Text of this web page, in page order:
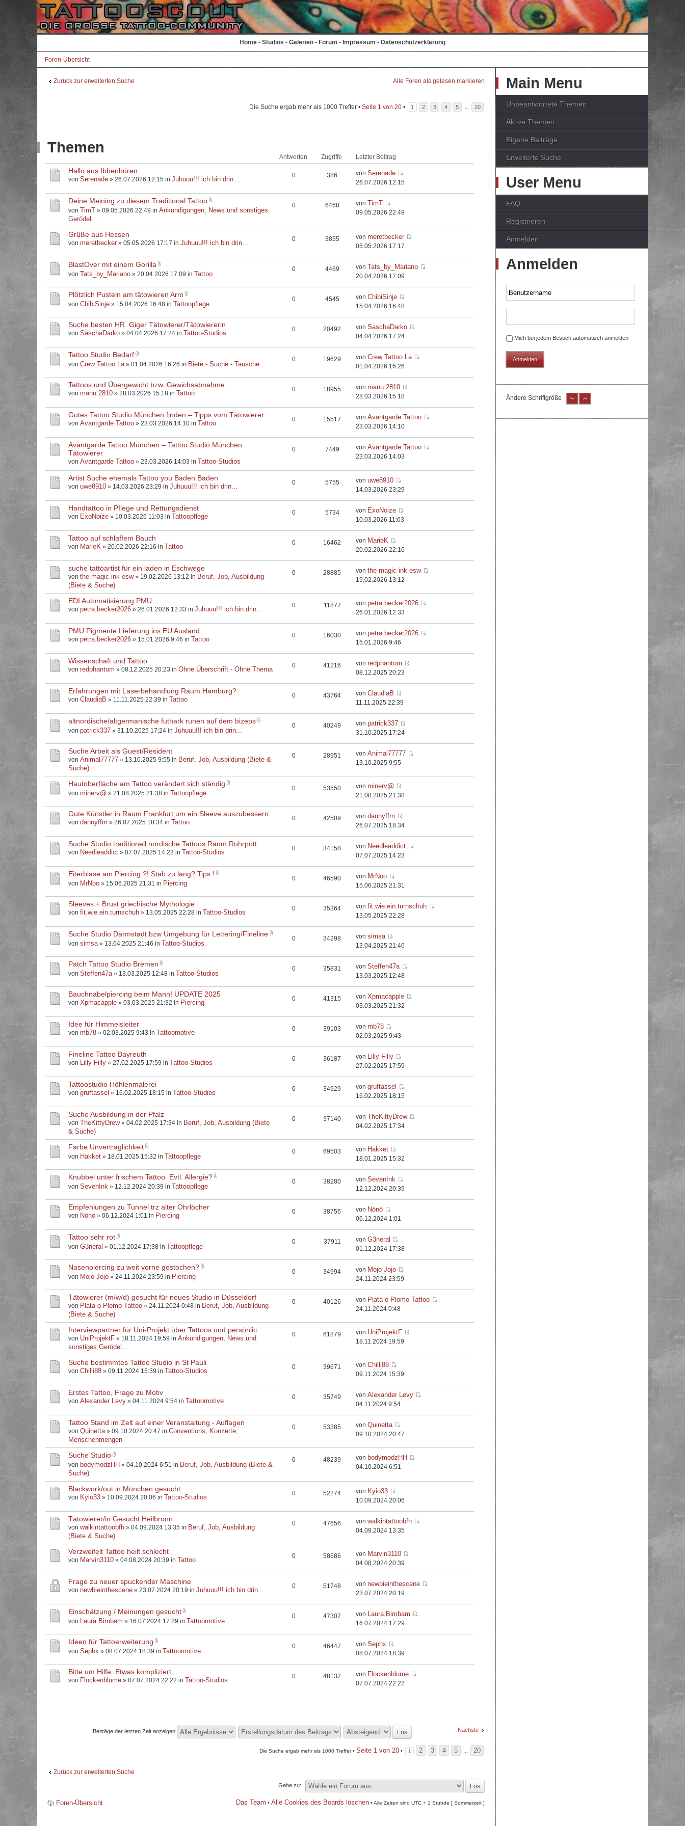
Home - Studios - Galerien - Forum - Impressum - Datenschutzerklärung
Foren-Übersicht
Zurück zur erweiterten Suche Alle Foren als gelesen markieren
Die Suche ergab mehr als 1000 Treffer • Seite 1 von 20 • 1 2 3 4 5 ... 20
Themen
Antworten Zugriffe Letzter Beitrag
Hallo aus Ibbenbüren
von Serenade » 26.07.2026 12:15 in Juhuuu!!! ich bin drin... 0 386 vonSerenade
26.07.2026 12:15
Deine Meining zu diesem Traditional Tattoo
von TimT » 09.05.2026 22:49 in Ankündigungen, News und sonstiges
Gerödel...
0 6468 von TimT
09.05.2026 22:49
Grüße aus Hessen
von meretbecker » 05.05.2026 17:17 in Juhuuu!!! ich bin drin... 0 3855 vonmeretbecker
05.05.2026 17:17
BlastOver mit einem Gorilla
von Tats_by_Mariano » 20.04.2026 17:09 in Tattoo
0 4469 von Tats_by_Mariano
20.04.2026 17:09
Plötzlich Pusteln am tätowieren Arm
von ChibiSinje » 15.04.2026 16:48 in Tattoopflege
0 4545 vonChibiSinje
15.04.2026 16:48
Suche besten HR. Giger Tätowierer/Tätowiererin
von SaschaDarko » 04.04.2026 17:24 in Tattoo-Studios 0 20492 vonSaschaDarko
04.04.2026 17:24
Tattoo Studio Bedarf
von Crew Tattoo La» 01.04.2026 16:26 in Biete - Suche - Tausche
0 19629 vonCrew Tattoo La
01.04.2026 16:26
Tattoos und Übergewicht bzw. Gewichsabnahme
von manu.2810 » 28.03.2026 15:18 in Tattoo 0 18955 vonmanu.2810
28.03.2026 15:18
Gutes Tattoo Studio München finden – Tipps vom Tätowierer
von Avantgarde Tattoo » 23.03.2026 14:10 in Tattoo 0 15517 vonAvantgarde Tattoo
23.03.2026 14:10
Avantgarde Tattoo München – Tattoo Studio München
Tätowierer
von Avantgarde Tattoo » 23.03.2026 14:03 in Tattoo-Studios
0 7449 vonAvantgarde Tattoo
23.03.2026 14:03
Artist Suche ehemals Tattoo you Baden Baden
von uwe8910 » 14.03.2026 23:29 in Juhuuu!!! ich bin drin... 0 5755 vonuwe8910
14.03.2026 23:29
Handtattoo in Pflege und Rettungsdienst
von ExoNoize » 10.03.2026 11:03 in Tattoopflege 0 5734 von ExoNoize
10.03.2026 11:03
Tattoo auf schlaffem Bauch
von MarieK » 20.02.2026 22:16 in Tattoo 0 16462 von MarieK
20.02.2026 22:16
suche tattoartist für ein laden in Eschwege
von the magic ink esw» 19.02.2026 13:12 in Beruf, Job, Ausbildung
(Biete & Suche)
0 28885 vonthe magic ink esw
19.02.2026 13:12
EDI Automatisierung PMU
von petra.becker2026 » 26.01.2026 12:33 in Juhuuu!!! ich bin drin... 0 11877 vonpetra.becker2026
26.01.2026 12:33
PMU Pigmente Lieferung ins EU Ausland
von petra.becker2026 » 15.01.2026 9:46 in Tattoo 0 16030 vonpetra.becker2026
15.01.2026 9:46
Wissenschaft und Tattoo
von redphantom » 08.12.2025 20:23 in Ohne Überschrift - Ohne Thema 0 41216 vonredphantom
08.12.2025 20:23
Erfahrungen mit Laserbehandlung Raum Hamburg?
von ClaudiaB » 11.11.2025 22:39 in Tattoo 0 43764 vonClaudiaB
11.11.2025 22:39
altnordische/altgermanische futhark runen auf dem bizeps
von patrick337 » 31.10.2025 17:24 in Juhuuu!!! ich bin drin...
0 40249 vonpatrick337
31.10.2025 17:24
Suche Arbeit als Guest/Resident
von Animal77777 » 13.10.2025 9:55 in Beruf, Job, Ausbildung (Biete &
Suche)
0 28951 vonAnimal77777
13.10.2025 9:55
Hautoberfläche am Tattoo verändert sich ständig
von minerv@ » 21.08.2025 21:38 in Tattoopflege
0 53550 vonminerv@
21.08.2025 21:38
Gute Künstler in Raum Frankfurt um ein Sleeve auszubessern
von dannyffm » 26.07.2025 18:34 in Tattoo 0 42509 vondannyffm
26.07.2025 18:34
Suche Studio traditionell nordische Tattoos Raum Ruhrpott
von Needleaddict » 07.07.2025 14:23 in Tattoo-Studios 0 34158 von Needleaddict
07.07.2025 14:23
Eiterblase am Piercing ?! Stab zu lang? Tips !
von MrNoo » 15.06.2025 21:31 in Piercing
0 46590 von MrNoo
15.06.2025 21:31
Sleeves + Brust griechische Mythologie
von fit.wie.ein.turnschuh » 13.05.2025 22:28 in Tattoo-Studios 0 35364 vonfit.wie.ein.turnschuh
13.05.2025 22:28
Suche Studio Darmstadt bzw Umgebung für Lettering/Fineline
von simsa» 13.04.2025 21:46 in Tattoo-Studios
0 34298 vonsimsa
13.04.2025 21:46
Patch Tattoo Studio Bremen
von Steffen47a» 13.03.2025 12:48 in Tattoo-Studios
0 35831 vonSteffen47a
13.03.2025 12:48
Bauchnabelpiercing beim Mann! UPDATE 2025
von Xpmacapple » 03.03.2025 21:32 in Piercing 0 41315 vonXpmacapple
03.03.2025 21:32
Idee für Himmelsleiter
von mb78 » 02.03.2025 9:43 in Tattoomotive 0 39103 vonmb78
02.03.2025 9:43
Fineline Tattoo Bayreuth
von Lilly Filly » 27.02.2025 17:59 in Tattoo-Studios 0 36187 von Lilly Filly
27.02.2025 17:59
Tattoostudio Höhlenmalerei
von gruftassel » 16.02.2025 18:15 in Tattoo-Studios 0 34929 vongruftassel
16.02.2025 18:15
Suche Ausbildung in der Pfalz
von TheKittyDrew» 04.02.2025 17:34 in Beruf, Job, Ausbildung (Biete
& Suche)
0 37140 von TheKittyDrew
04.02.2025 17:34
Farbe Unverträglichkeit
von Hakket » 18.01.2025 15:32 in Tattoopflege
0 69503 von Hakket
18.01.2025 15:32
Knubbel unter frischem Tattoo. Evtl. Allergie?
von SevenInk » 12.12.2024 20:39 in Tattoopflege
0 38280 vonSevenInk
12.12.2024 20:39
Empfehlungen zu Tunnel trz alter Ohrlöcher
von Nönö » 06.12.2024 1:01 in Piercing 0 38756 von Nönö
06.12.2024 1:01
Tattoo sehr rot
von G3neral » 01.12.2024 17:38 in Tattoopflege
0 37911 vonG3neral
01.12.2024 17:38
Nasenpiercing zu weit vorne gestochen?
von Mojo Jojo » 24.11.2024 23:59 in Piercing
0 34994 von Mojo Jojo
24.11.2024 23:59
Tätowierer (m/w/d) gesucht für neues Studio in Düsseldorf
von Plata o Plomo Tattoo » 24.11.2024 0:48 in Beruf, Job, Ausbildung
(Biete & Suche)
0 40126 von Plata o Plomo Tattoo
24.11.2024 0:48
Interviewpartner für Uni-Projekt über Tattoos und persönlic
von UniProjektF » 18.11.2024 19:59 in Ankündigungen, News und
sonstiges Gerödel...
0 61879 von UniProjektF
18.11.2024 19:59
Suche bestimmtes Tattoo Studio in St Pauli
von Chilli88 » 09.11.2024 15:39 in Tattoo-Studios 0 39671 vonChilli88
09.11.2024 15:39
Erstes Tattoo, Frage zu Motiv
von Alexander Levy » 04.11.2024 9:54 in Tattoomotive 0 35749 vonAlexander Levy
04.11.2024 9:54
Tattoo Stand im Zelt auf einer Veranstaltung - Auflagen
von Quinetta» 09.10.2024 20:47 in Conventions, Konzerte,
Menschenmengen
0 53385 vonQuinetta
09.10.2024 20:47
Suche Studio
von bodymodzHH » 04.10.2024 6:51 in Beruf, Job, Ausbildung (Biete &
Suche)
0 48239 von bodymodzHH
04.10.2024 6:51
Blackwork/out in München gesucht
von Kyio33 » 10.09.2024 20:06 in Tattoo-Studios 0 52274 von Kyio33
10.09.2024 20:06
Tätowierer/in Gesucht Heilbronn
von walkintattoobfh » 04.09.2024 13:35 in Beruf, Job, Ausbildung
(Biete & Suche)
0 47656 vonwalkintattoobfh
04.09.2024 13:35
Verzweifelt Tattoo heilt schlecht
von Marvin3110 » 04.08.2024 20:39 in Tattoo 0 58686 von Marvin3110
04.08.2024 20:39
Frage zu neuer spuckender Maschine
von newbieinthescene » 23.07.2024 20:19 in Juhuuu!!! ich bin drin... 0 51748 vonnewbieinthescene
23.07.2024 20:19
Einschätzung / Meinungen gesucht
von Laura.Bimbam » 16.07.2024 17:29 in Tattoomotive
0 47307 von Laura.Bimbam
16.07.2024 17:29
Ideen für Tattoerweiterung
von Sephx » 08.07.2024 18:39 in Tattoomotive
0 46447 vonSephx
08.07.2024 18:39
Bitte um Hilfe. Etwas kompliziert...
von Flockenblume » 07.07.2024 22:22 in Tattoo-Studios 0 48137 von Flockenblume
07.07.2024 22:22
Nächste
Beiträge der letzten Zeit anzeigen
Die Suche ergab mehr als 1000 Treffer • Seite 1 von 20 • 1 2 3 4 5 20
Zurück zur erweiterten Suche
Gehe zu:
Foren-Übersicht Das Team • Alle Cookies des Boards löschen • Alle Zeiten sind UTC + 1 Stunde [ Sommerzeit ]
Main Menu
Unbeantwortete Themen
Aktive Themen
Eigene Beiträge
Erweiterte Suche
User Menu
FAQ
Registrieren
Anmelden
Anmelden
Mich bei jedem Besuch automatisch anmelden
Ändere Schriftgröße